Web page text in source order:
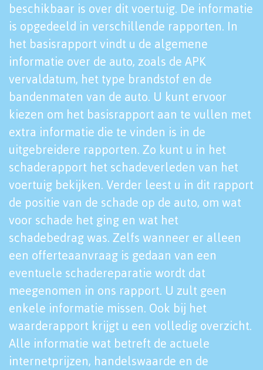
beschikbaar is over dit voertuig. De informatie
is opgedeeld in verschillende rapporten. In
het basisrapport vindt u de algemene
informatie over de auto, zoals de APK
vervaldatum, het type brandstof en de
bandenmaten van de auto. U kunt ervoor
kiezen om het basisrapport aan te vullen met
extra informatie die te vinden is in de
uitgebreidere rapporten. Zo kunt u in het
schaderapport het schadeverleden van het
voertuig bekijken. Verder leest u in dit rapport
de positie van de schade op de auto, om wat
voor schade het ging en wat het
schadebedrag was. Zelfs wanneer er alleen
een offerteaanvraag is gedaan van een
eventuele schadereparatie wordt dat
meegenomen in ons rapport. U zult geen
enkele informatie missen. Ook bij het
waarderapport krijgt u een volledig overzicht.
Alle informatie wat betreft de actuele
internetprijzen, handelswaarde en de